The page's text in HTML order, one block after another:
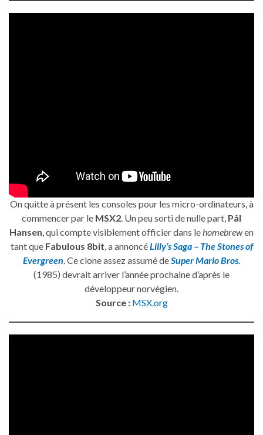
On quitte à présent les consoles pour les micro-ordinateurs, à
commencer par le MSX2. Un peu sorti de nulle part, Pål
Hansen, qui compte visiblement officier dans lehomebrewen
tant que Fabulous 8bit, a annoncéLilly’s Saga – The Stones of
Evergreen. Ce clone assez assumé deSuper Mario Bros.
(1985) devrait arriver l’année prochaine d’après le
développeur norvégien.
Source : MSX.org